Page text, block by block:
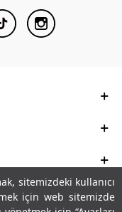
sitemizdeki kullanıcı
için web sitemizde